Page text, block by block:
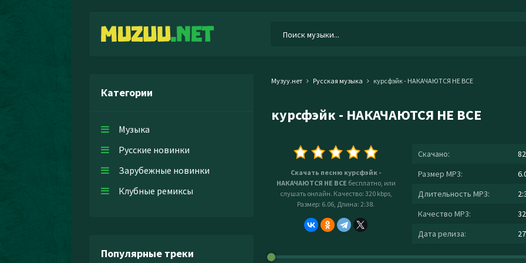
Категории
Музыка
Русские новинки
Зарубежные новинки
Клубные ремиксы
Популярные треки
Музуу.нет Русская музыка курсфэйк - НАКАЧАЮТСЯ НЕ ВСЕ
курсфэйк - НАКАЧАЮТСЯ НЕ ВСЕ
Скачать песню курсфэйк -
НАКАЧАЮТСЯ НЕ ВСЕ бесплатно, или
слушать онлайн. Качество: 320 kbps,
Размер: 6.06, Длина: 2:38.
Скачано:
82
Размер MP3:
Длительность MP3:
Качество MP3:
Дата релиза: